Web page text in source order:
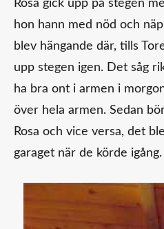
Rosa gick upp på stegen
hon hann med nöd och
blev hängande där, tills
upp stegen igen. Det såg
ha bra ont i armen i
över hela armen. Sedan
Rosa och vice versa, det
garaget när de körde igång.